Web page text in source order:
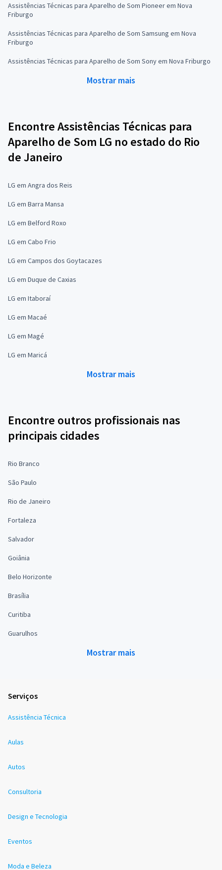
Assistências Técnicas para Aparelho de Som Pioneer em Nova
Friburgo
Assistências Técnicas para Aparelho de Som Samsung em Nova
Friburgo
Assistências Técnicas para Aparelho de Som Sony em Nova Friburgo
Mostrar mais
Encontre Assistências Técnicas para
Aparelho de Som LG no estado do Rio
de Janeiro
LG em Angra dos Reis
LG em Barra Mansa
LG em Belford Roxo
LG em Cabo Frio
LG em Campos dos Goytacazes
LG em Duque de Caxias
LG em Itaboraí
LG em Macaé
LG em Magé
LG em Maricá
Mostrar mais
Encontre outros profissionais nas
principais cidades
Rio Branco
São Paulo
Rio de Janeiro
Fortaleza
Salvador
Goiânia
Belo Horizonte
Brasília
Curitiba
Guarulhos
Mostrar mais
Serviços
Assistência Técnica
Aulas
Autos
Consultoria
Design e Tecnologia
Eventos
Moda e Beleza